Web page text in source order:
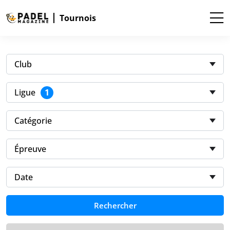
Tournois
Club
Ligue 1
Catégorie
Épreuve
Date
Rechercher